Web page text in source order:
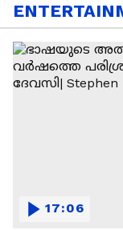
17:06